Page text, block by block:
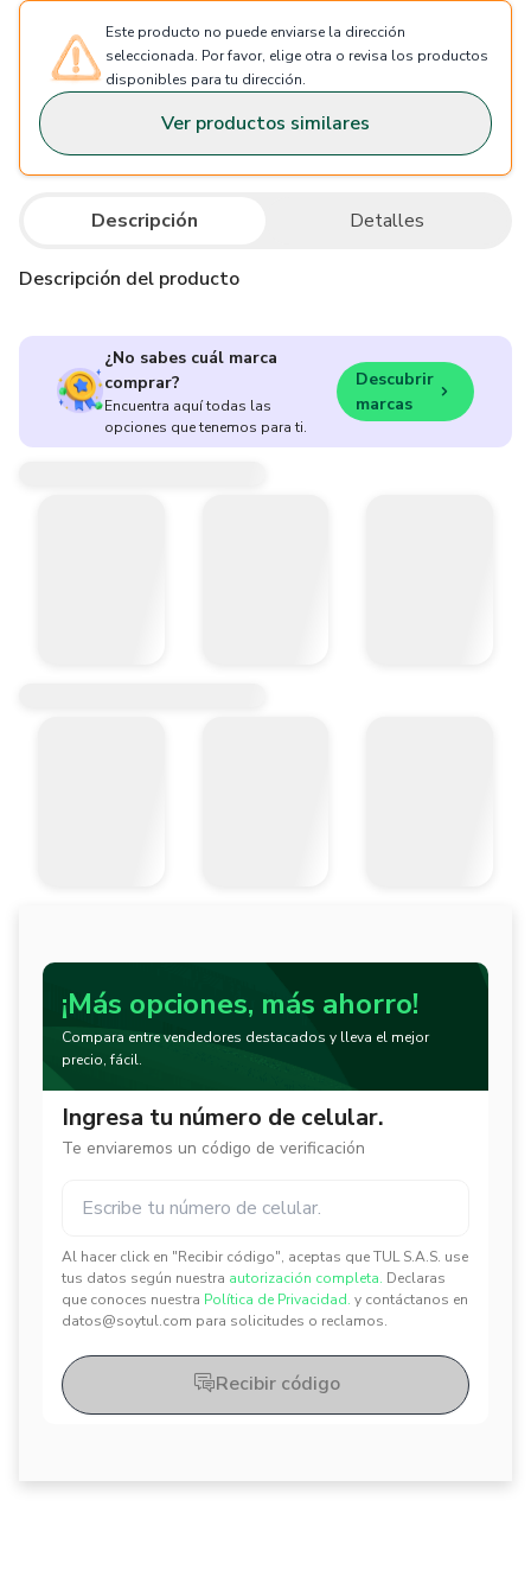
Este producto no puede enviarse la dirección
seleccionada. Por favor, elige otra o revisa los productos
disponibles para tu dirección.
Ver productos similares
Descripción Detalles
Descripción del producto
¿No sabes cuál marca
comprar?
Encuentra aquí todas las
opciones que tenemos para ti.
Descubrir
marcas
¡Más opciones, más ahorro!
Compara entre vendedores destacados y lleva el mejor
precio, fácil.
Ingresa tu número de celular.
Te enviaremos un código de verificación
Al hacer click en "Recibir código", aceptas que TUL S.A.S. use
tus datos según nuestra autorización completa. Declaras
que conoces nuestra Política de Privacidad. y contáctanos en
datos@soytul.com para solicitudes o reclamos.
✕
✕
Recibir código